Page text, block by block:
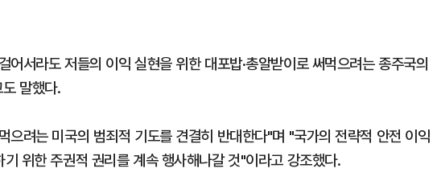
서라도 저들의 이익 실현을 위한 대포밥·총알받이로 써먹으려는 종주국의
말했다.
으려는 미국의 범죄적 기도를 견결히 반대한다"며 "국가의 전략적 안전 이익
위한 주권적 권리를 계속 행사해나갈 것"이라고 강조했다.